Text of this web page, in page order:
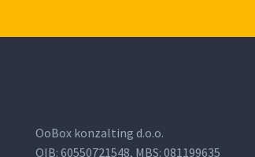
OoBox konzalting d.o.o.
OIB: 60550721548, MBS: 081199635